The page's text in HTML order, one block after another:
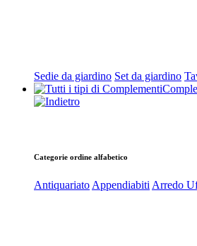
Sedie da giardino Set da giardino
Categorie ordine alfabetico
Antiquariato Appendiabiti Arredo